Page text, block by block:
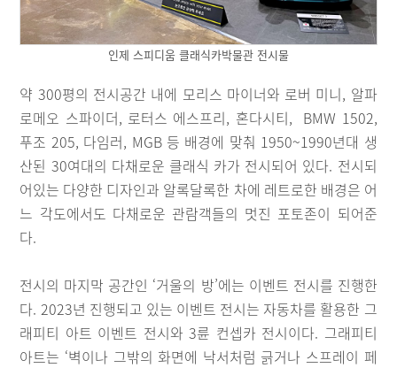
인제 스피디움 클래식카박물관 전시물
약 300평의 전시공간 내에 모리스 마이너와 로버 미니, 알파
로메오 스파이더, 로터스 에스프리, 혼다시티, BMW 1502,
푸조 205, 다임러, MGB 등 배경에 맞춰 1950~1990년대 생
산된 30여대의 다채로운 클래식 카가 전시되어 있다. 전시되
어있는 다양한 디자인과 알록달록한 차에 레트로한 배경은 어
느 각도에서도 다채로운 관람객들의 멋진 포토존이 되어준
다.
전시의 마지막 공간인 ‘거울의 방’에는 이벤트 전시를 진행한
다. 2023년 진행되고 있는 이벤트 전시는 자동차를 활용한 그
래피티 아트 이벤트 전시와 3륜 컨셉카 전시이다. 그래피티
아트는 ‘벽이나 그밖의 화면에 낙서처럼 긁거나 스프레이 페